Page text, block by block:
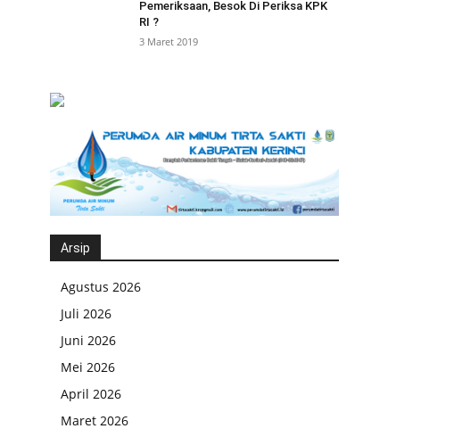
Pemeriksaan, Besok Di Periksa KPK
RI ?
3 Maret 2019
Arsip
Agustus 2026
Juli 2026
Juni 2026
Mei 2026
April 2026
Maret 2026